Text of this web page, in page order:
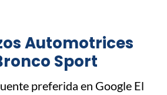
Automotrices
Sport
preferida en Google El